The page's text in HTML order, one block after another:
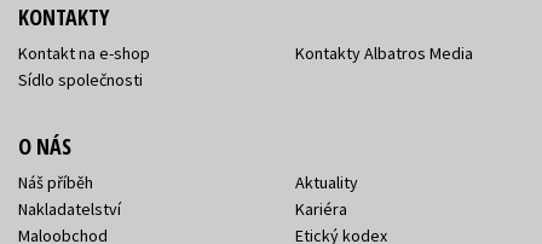
KONTAKTY
Kontakt na e-shop
Sídlo společnosti
Kontakty Albatros Media
O NÁS
Náš příběh
Nakladatelství
Maloobchod
Aktuality
Kariéra
Etický kodex